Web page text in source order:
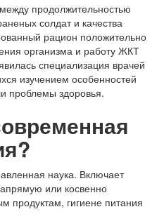
продолжительностью
солдат и качества
рацион положительно
организма и работу ЖКТ
специализация врачей
изучением особенностей
проблемы здоровья.
наука. Включает
или косвенно
продуктам, гигиене питания